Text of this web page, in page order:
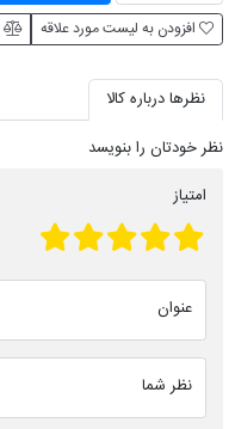
افزودن به لیست مورد علاقه
نظرها درباره کالا
نظر خودتان را بنویسد
امتیاز
عنوان
نظر شما